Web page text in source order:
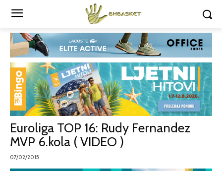
Euroliga TOP 16: Rudy Fernandez
MVP 6.kola ( VIDEO )
07/02/2015